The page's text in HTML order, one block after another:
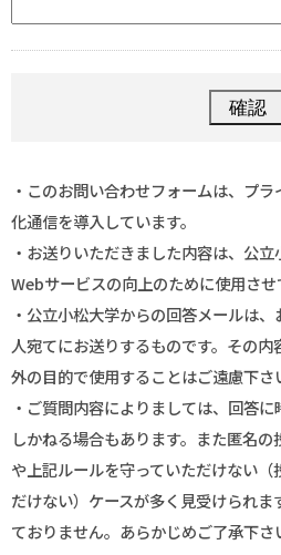
・このお問い合わせフォームは、プ
化通信を導入しています。
・お送りいただきました内容は、公
Webサービスの向上のために使用させ
・公立小松大学からの回答メールは
人宛てにお送りするものです。その
外の目的で使用することはご遠慮下さ
・ご質問内容によりましては、回答
しかねる場合もあります。また匿名
や上記ルールを守っていただけない
だけない）ケースが多く見受けられ
ておりません。あらかじめご了承下さ